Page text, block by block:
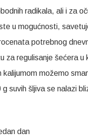
radikala, ali i za
u mogućnosti,
potrebnog
za regulisanje šećera
možemo
suvih šljiva se nalazi
dan